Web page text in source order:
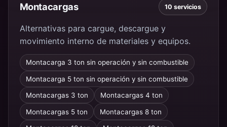
Montacargas 10 servicios
Alternativas para cargue, descargue y
movimiento interno de materiales y equipos.
Montacarga 3 ton sin operación y sin combustible
Montacarga 5 ton sin operación y sin combustible
Montacargas 3 ton Montacargas 4 ton
Montacargas 5 ton Montacargas 8 ton